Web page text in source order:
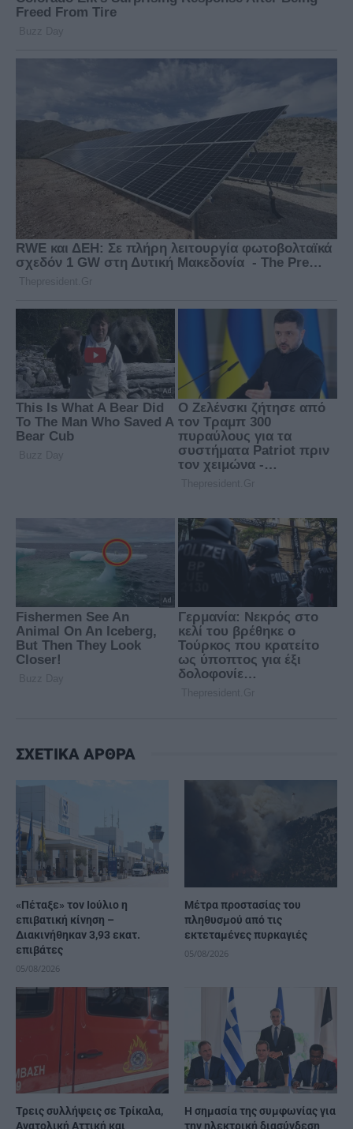
ΣΧΕΤΙΚΑ ΑΡΘΡΑ
«Πέταξε» τον Ιούλιο η
επιβατική κίνηση –
Διακινήθηκαν 3,93 εκατ.
επιβάτες
05/08/2026
Μέτρα προστασίας του
πληθυσμού από τις
εκτεταμένες πυρκαγιές
05/08/2026
Τρεις συλλήψεις σε Τρίκαλα,
Ανατολική Αττική και
H σημασία της συμφωνίας για
την ηλεκτρική διασύνδεση